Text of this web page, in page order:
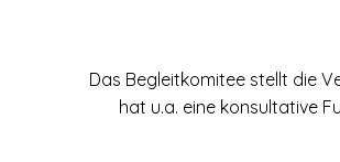
Das Begleitkomitee stellt die
hat u.a. eine konsultative